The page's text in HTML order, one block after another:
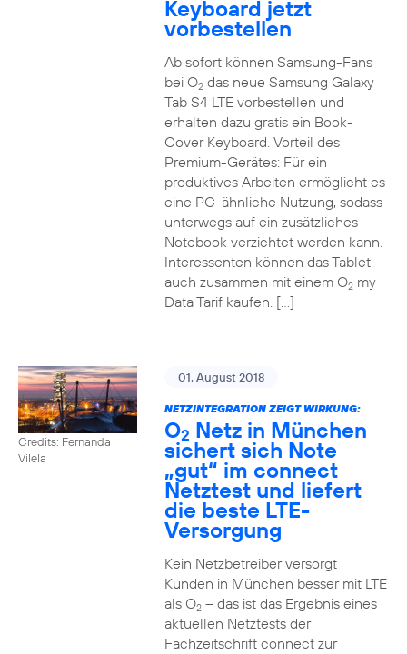
Keyboard jetzt
vorbestellen
Ab sofort können Samsung-Fans
bei O2das neue Samsung Galaxy
Tab S4 LTE vorbestellen und
erhalten dazu gratis ein Book-
Cover Keyboard. Vorteil des
Premium-Gerätes: Für ein
produktives Arbeiten ermöglicht es
eine PC-ähnliche Nutzung, sodass
unterwegs auf ein zusätzliches
Notebook verzichtet werden kann.
Interessenten können das Tablet
auch zusammen mit einem O2my
Data Tarif kaufen. […]
Credits: Fernanda
Vilela
01. August 2018
NETZINTEGRATION ZEIGT WIRKUNG:
O2 Netz in München
sichert sich Note
„gut“ im connect
Netztest und liefert
die beste LTE-
Versorgung
Kein Netzbetreiber versorgt
Kunden in München besser mit LTE
als O2– das ist das Ergebnis eines
aktuellen Netztests der
Fachzeitschrift connect zur